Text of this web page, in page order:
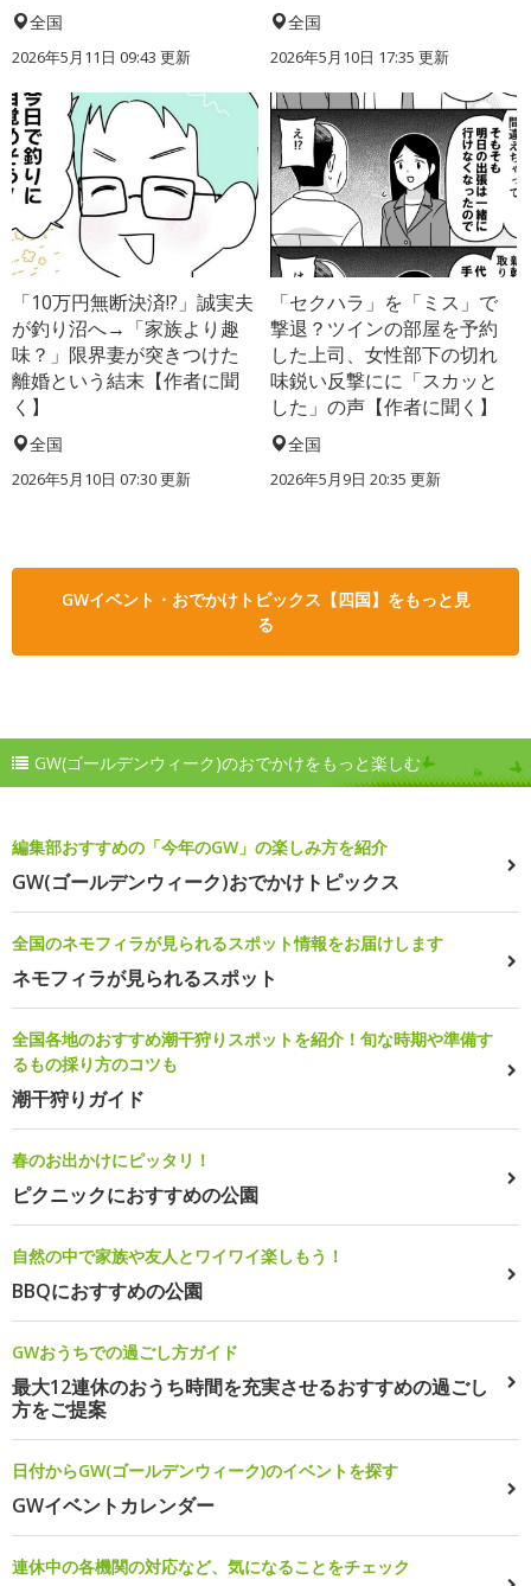
全国
2026年5月11日 09:43 更新
全国
2026年5月10日 17:35 更新
「10万円無断決済!?」誠実夫
が釣り沼へ→「家族より趣
味？」限界妻が突きつけた
離婚という結末【作者に聞
く】
全国
2026年5月10日 07:30 更新
「セクハラ」を「ミス」で
撃退？ツインの部屋を予約
した上司、女性部下の切れ
味鋭い反撃にに「スカッと
した」の声【作者に聞く】
全国
2026年5月9日 20:35 更新
GWイベント・おでかけトピックス【四国】をもっと見
る
GW(ゴールデンウィーク)のおでかけをもっと楽しむ
編集部おすすめの「今年のGW」の楽しみ方を紹介
GW(ゴールデンウィーク)おでかけトピックス
全国のネモフィラが見られるスポット情報をお届けします
ネモフィラが見られるスポット
全国各地のおすすめ潮干狩りスポットを紹介！旬な時期や準備す
るもの採り方のコツも
潮干狩りガイド
春のお出かけにピッタリ！
ピクニックにおすすめの公園
自然の中で家族や友人とワイワイ楽しもう！
BBQにおすすめの公園
GWおうちでの過ごし方ガイド
最大12連休のおうち時間を充実させるおすすめの過ごし
方をご提案
日付からGW(ゴールデンウィーク)のイベントを探す
GWイベントカレンダー
連休中の各機関の対応など、気になることをチェック